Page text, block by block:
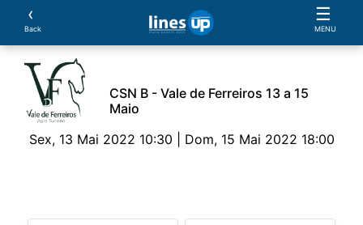
‹
Back
☰
MENU
CSN B - Vale de Ferreiros 13 a 15
Maio
Sex, 13 Mai 2022 10:30 | Dom, 15 Mai 2022 18:00